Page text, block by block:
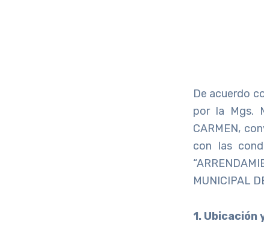
De acuerdo
por la Mgs.
CARMEN,
con las
MUNICIPAL
1.